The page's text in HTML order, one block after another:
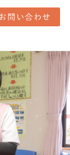
お問い合わせ